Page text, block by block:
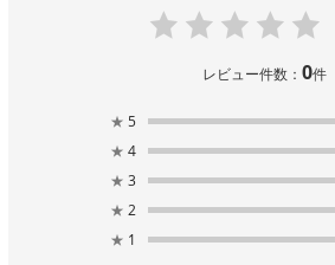
レビュー件数：0件
★ 5
★ 4
★ 3
★ 2
★ 1